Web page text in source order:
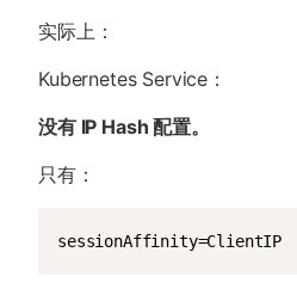
实际上：
Kubernetes Service：
没有 IP Hash 配置。
只有：
sessionAffinity=ClientIP